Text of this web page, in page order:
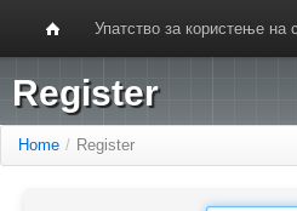
Упатство за користење
Register
Home / Register